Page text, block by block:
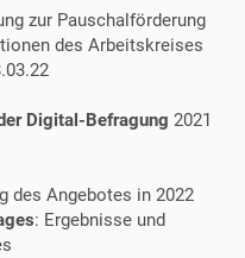
zur Pauschalförderung
des Arbeitskreises
Digital-Befragung 2021
des Angebotes in 2022
: Ergebnisse und